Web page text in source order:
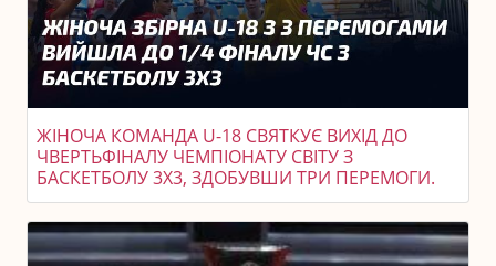
ЖІНОЧА КОМАНДА U-18 СВЯТКУЄ ВИХІД ДО
ЧВЕРТЬФІНАЛУ ЧЕМПІОНАТУ СВІТУ З
БАСКЕТБОЛУ 3X3, ЗДОБУВШИ ТРИ ПЕРЕМОГИ.